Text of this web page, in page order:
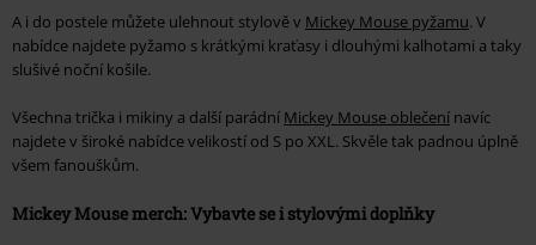
A i do postele můžete ulehnout stylově v Mickey Mouse pyžamu. V
nabídce najdete pyžamo s krátkými kraťasy i dlouhými kalhotami a taky
slušivé noční košile.
Všechna trička i mikiny a další parádní Mickey Mouse oblečení navíc
najdete v široké nabídce velikostí od S po XXL. Skvěle tak padnou úplně
všem fanouškům.
Mickey Mouse merch: Vybavte se i stylovými doplňky